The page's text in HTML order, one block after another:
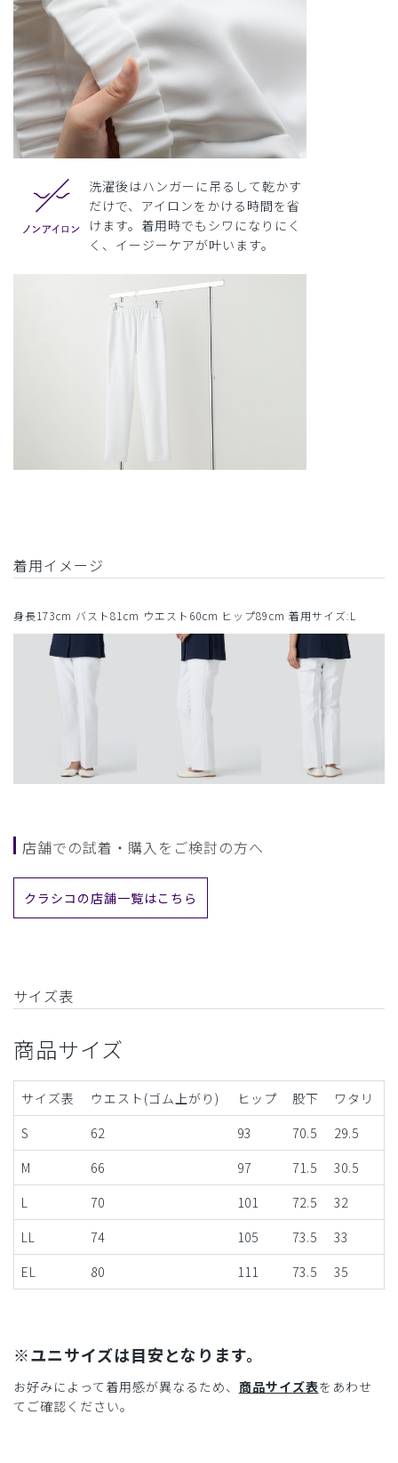
洗濯後はハンガーに吊るして乾かす
だけで、アイロンをかける時間を省
けます。着用時でもシワになりにく
く、イージーケアが叶います。
着用イメージ
身長173cm バスト81cm ウエスト60cm ヒップ89cm 着用サイズ:L
店舗での試着・購入をご検討の方へ
クラシコの店舗一覧はこちら
サイズ表
商品サイズ
サイズ表 ウエスト(ゴム上がり) ヒップ 股下
ワタリ
S
62 93 70.5
29.5
M
66 97 71.5
30.5
L
70 101 72.5
32
LL
74 105 73.5
33
EL
80 111 73.5 35
※ユニサイズは目安となります。
お好みによって着用感が異なるため、 商品サイズ表をあわせ
てご確認ください。